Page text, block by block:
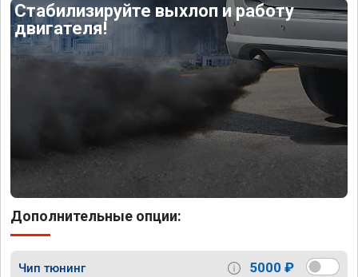
Стабилизируйте выхлоп и работу
двигателя!
Дополнительные опции:
Чип тюнинг 5000 ₽